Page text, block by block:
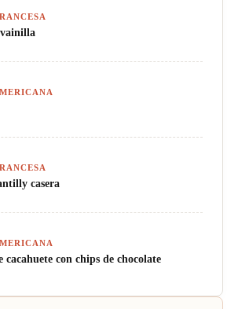
casera
cacahuete con chips de chocolate